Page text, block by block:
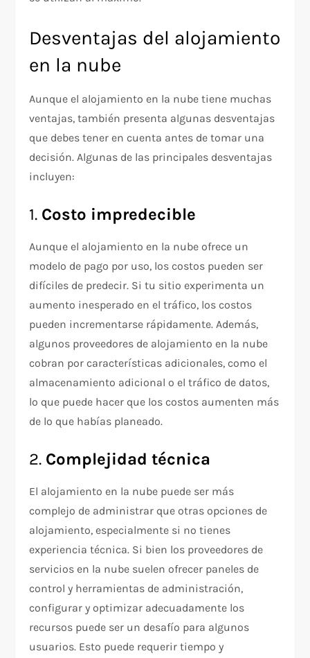
Desventajas del alojamiento
en la nube
Aunque el alojamiento en la nube tiene muchas
ventajas, también presenta algunas desventajas
que debes tener en cuenta antes de tomar una
decisión. Algunas de las principales desventajas
incluyen:
1. Costo impredecible
Aunque el alojamiento en la nube ofrece un
modelo de pago por uso, los costos pueden ser
difíciles de predecir. Si tu sitio experimenta un
aumento inesperado en el tráfico, los costos
pueden incrementarse rápidamente. Además,
algunos proveedores de alojamiento en la nube
cobran por características adicionales, como el
almacenamiento adicional o el tráfico de datos,
lo que puede hacer que los costos aumenten más
de lo que habías planeado.
2. Complejidad técnica
El alojamiento en la nube puede ser más
complejo de administrar que otras opciones de
alojamiento, especialmente si no tienes
experiencia técnica. Si bien los proveedores de
servicios en la nube suelen ofrecer paneles de
control y herramientas de administración,
configurar y optimizar adecuadamente los
recursos puede ser un desafío para algunos
usuarios. Esto puede requerir tiempo y